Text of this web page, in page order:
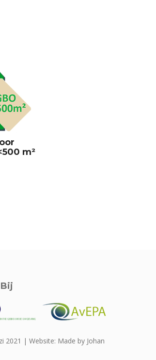
m²
2021 | Website: Made by Johan